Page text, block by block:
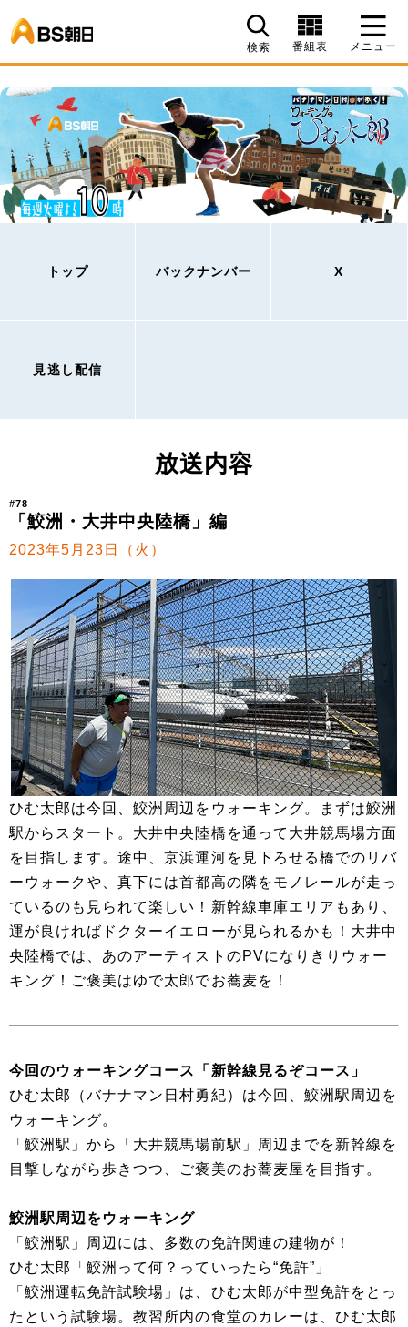
検索 番組表 メニュー
トップ バックナンバー X
見逃し配信
放送内容
#78
「鮫洲・大井中央陸橋」編
2023年5月23日（火）
ひむ太郎は今回、鮫洲周辺をウォーキング。まずは鮫洲
駅からスタート。大井中央陸橋を通って大井競馬場方面
を目指します。途中、京浜運河を見下ろせる橋でのリバ
ーウォークや、真下には首都高の隣をモノレールが走っ
ているのも見られて楽しい！新幹線車庫エリアもあり、
運が良ければドクターイエローが見られるかも！大井中
央陸橋では、あのアーティストのPVになりきりウォー
キング！ご褒美はゆで太郎でお蕎麦を！
今回のウォーキングコース「新幹線見るぞコース」
ひむ太郎（バナナマン日村勇紀）は今回、鮫洲駅周辺を
ウォーキング。
「鮫洲駅」から「大井競馬場前駅」周辺までを新幹線を
目撃しながら歩きつつ、ご褒美のお蕎麦屋を目指す。
鮫洲駅周辺をウォーキング
「鮫洲駅」周辺には、多数の免許関連の建物が！
ひむ太郎「鮫洲って何？っていったら“免許”」
「鮫洲運転免許試験場」は、ひむ太郎が中型免許をとっ
たという試験場。教習所内の食堂のカレーは、ひむ太郎